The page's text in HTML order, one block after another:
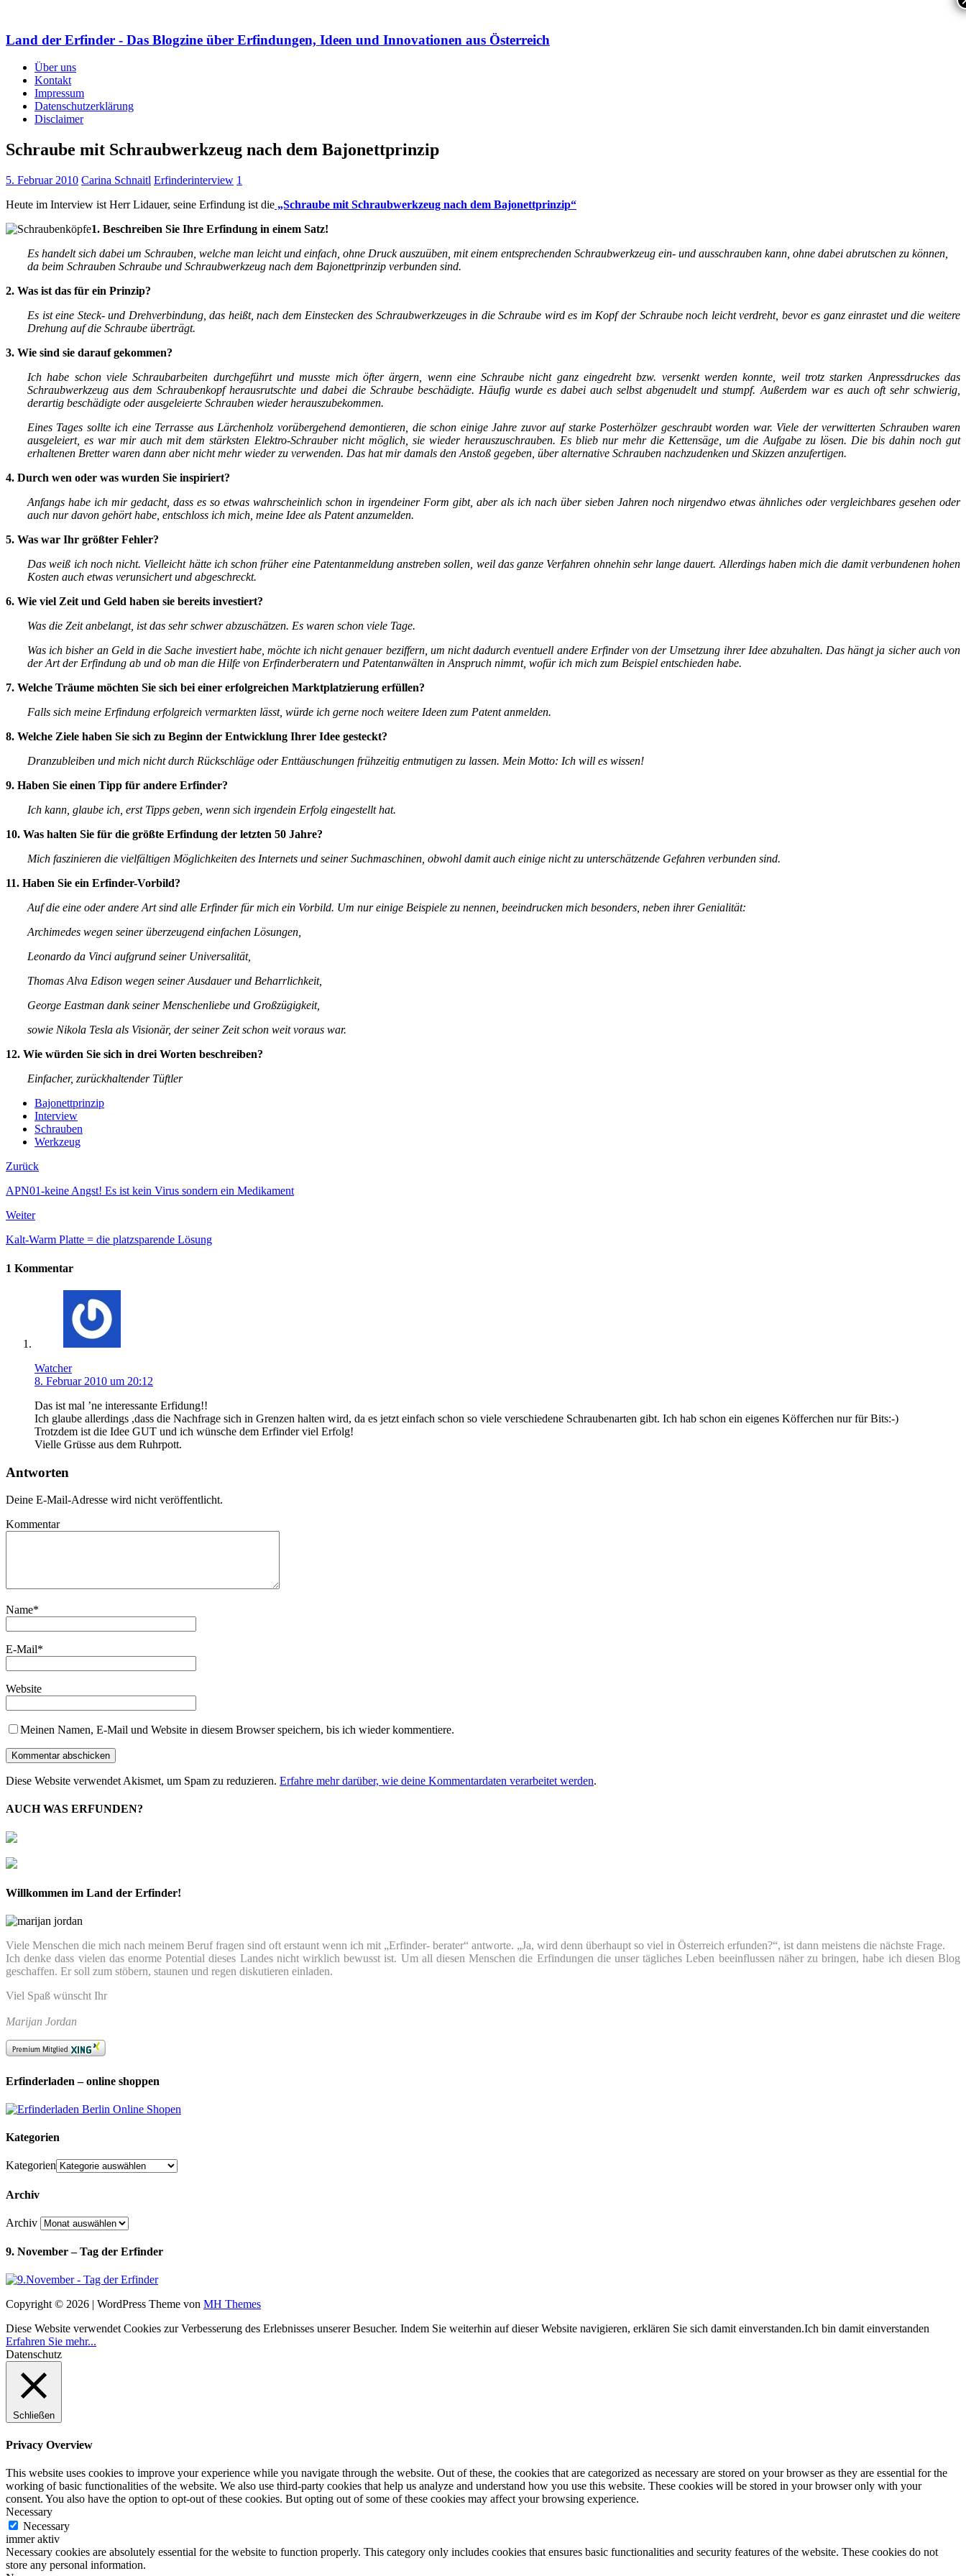
Land der Erfinder - Das Blogzine über Erfindungen, Ideen und Innovationen aus Österreich
Über uns
Kontakt
Impressum
Datenschutzerklärung
Disclaimer
Schraube mit Schraubwerkzeug nach dem Bajonettprinzip
5. Februar 2010 Carina Schnaitl Erfinderinterview 1
Heute im Interview ist Herr Lidauer, seine Erfindung ist die „Schraube mit Schraubwerkzeug nach dem Bajonettprinzip“
1. Beschreiben Sie Ihre Erfindung in einem Satz!
Es handelt sich dabei um Schrauben, welche man leicht und einfach, ohne Druck auszuüben, mit einem entsprechenden Schraubwerkzeug ein- und ausschrauben kann, ohne dabei abrutschen zu können,
da beim Schrauben Schraube und Schraubwerkzeug nach dem Bajonettprinzip verbunden sind.
2. Was ist das für ein Prinzip?
Es ist eine Steck- und Drehverbindung, das heißt, nach dem Einstecken des Schraubwerkzeuges in die Schraube wird es im Kopf der Schraube noch leicht verdreht, bevor es ganz einrastet und die weitere
Drehung auf die Schraube überträgt.
3. Wie sind sie darauf gekommen?
Ich habe schon viele Schraubarbeiten durchgeführt und musste mich öfter ärgern, wenn eine Schraube nicht ganz eingedreht bzw. versenkt werden konnte, weil trotz starken Anpressdruckes das
Schraubwerkzeug aus dem Schraubenkopfherausrutschte und dabei die Schraube beschädigte. Häufig wurde es dabei auch selbst abgenudelt und stumpf. Außerdem war es auch oft sehr schwierig,
derartig beschädigte oder ausgeleierte Schrauben wieder herauszubekommen.
Eines Tages sollte ich eine Terrasse aus Lärchenholz vorübergehend demontieren, die schon einige Jahre zuvor auf starke Posterhölzer geschraubt worden war. Viele der verwitterten Schrauben waren
ausgeleiert, es war mir auch mit dem stärksten Elektro-Schrauber nicht möglich, sie wieder herauszuschrauben. Es blieb nur mehr die Kettensäge, um die Aufgabe zu lösen. Die bis dahin noch gut
erhaltenen Bretter waren dann aber nicht mehr wieder zu verwenden. Das hat mir damals den Anstoß gegeben, über alternative Schrauben nachzudenken und Skizzen anzufertigen.
4. Durch wen oder was wurden Sie inspiriert?
Anfangs habe ich mir gedacht, dass es so etwas wahrscheinlich schon in irgendeiner Form gibt, aber als ich nach über sieben Jahren noch nirgendwo etwas ähnliches oder vergleichbares gesehen oder
auch nur davon gehört habe, entschloss ich mich, meine Idee als Patent anzumelden.
5. Was war Ihr größter Fehler?
Das weiß ich noch nicht. Vielleicht hätte ich schon früher eine Patentanmeldung anstreben sollen, weil das ganze Verfahren ohnehin sehr lange dauert. Allerdings haben mich die damit verbundenen hohen
Kosten auch etwas verunsichert und abgeschreckt.
6. Wie viel Zeit und Geld haben sie bereits investiert?
Was die Zeit anbelangt, ist das sehr schwer abzuschätzen. Es waren schon viele Tage.
Was ich bisher an Geld in die Sache investiert habe, möchte ich nicht genauer beziffern, um nicht dadurch eventuell andere Erfinder von der Umsetzung ihrer Idee abzuhalten. Das hängt ja sicher auch von
der Art der Erfindung ab und ob man die Hilfe von Erfinderberatern und Patentanwälten in Anspruch nimmt, wofür ich mich zum Beispiel entschieden habe.
7. Welche Träume möchten Sie sich bei einer erfolgreichen Marktplatzierung erfüllen?
Falls sich meine Erfindung erfolgreich vermarkten lässt, würde ich gerne noch weitere Ideen zum Patent anmelden.
8. Welche Ziele haben Sie sich zu Beginn der Entwicklung Ihrer Idee gesteckt?
Dranzubleiben und mich nicht durch Rückschläge oder Enttäuschungen frühzeitig entmutigen zu lassen. Mein Motto: Ich will es wissen!
9. Haben Sie einen Tipp für andere Erfinder?
Ich kann, glaube ich, erst Tipps geben, wenn sich irgendein Erfolg eingestellt hat.
10. Was halten Sie für die größte Erfindung der letzten 50 Jahre?
Mich faszinieren die vielfältigen Möglichkeiten des Internets und seiner Suchmaschinen, obwohl damit auch einige nicht zu unterschätzende Gefahren verbunden sind.
11. Haben Sie ein Erfinder-Vorbild?
Auf die eine oder andere Art sind alle Erfinder für mich ein Vorbild. Um nur einige Beispiele zu nennen, beeindrucken mich besonders, neben ihrer Genialität:
Archimedes wegen seiner überzeugend einfachen Lösungen,
Leonardo da Vinci aufgrund seiner Universalität,
Thomas Alva Edison wegen seiner Ausdauer und Beharrlichkeit,
George Eastman dank seiner Menschenliebe und Großzügigkeit,
sowie Nikola Tesla als Visionär, der seiner Zeit schon weit voraus war.
12. Wie würden Sie sich in drei Worten beschreiben?
Einfacher, zurückhaltender Tüftler
Bajonettprinzip
Interview
Schrauben
Werkzeug
Zurück
APN01-keine Angst! Es ist kein Virus sondern ein Medikament
Weiter
Kalt-Warm Platte = die platzsparende Lösung
1 Kommentar
Watcher
8. Februar 2010 um 20:12
Das ist mal ’ne interessante Erfidung!!
Ich glaube allerdings ,dass die Nachfrage sich in Grenzen halten wird, da es jetzt einfach schon so viele verschiedene Schraubenarten gibt. Ich hab schon ein eigenes Köfferchen nur für Bits:-)
Trotzdem ist die Idee GUT und ich wünsche dem Erfinder viel Erfolg!
Vielle Grüsse aus dem Ruhrpott.
Antworten
Deine E-Mail-Adresse wird nicht veröffentlicht.
Kommentar
Name*
E-Mail*
Website
Meinen Namen, E-Mail und Website in diesem Browser speichern, bis ich wieder kommentiere.
Diese Website verwendet Akismet, um Spam zu reduzieren. Erfahre mehr darüber, wie deine Kommentardaten verarbeitet werden.
AUCH WAS ERFUNDEN?
Willkommen im Land der Erfinder!
Viele Menschen die mich nach meinem Beruf fragen sind oft erstaunt wenn ich mit „Erfinder- berater“ antworte. „Ja, wird denn überhaupt so viel in Österreich erfunden?“, ist dann meistens die nächste Frage.
Ich denke dass vielen das enorme Potential dieses Landes nicht wirklich bewusst ist. Um all diesen Menschen die Erfindungen die unser tägliches Leben beeinflussen näher zu bringen, habe ich diesen Blog
geschaffen. Er soll zum stöbern, staunen und regen diskutieren einladen.
Viel Spaß wünscht Ihr
Marijan Jordan
Erfinderladen – online shoppen
Kategorien
Kategorien
Archiv
Archiv
9. November – Tag der Erfinder
Copyright © 2026 | WordPress Theme von MH Themes
Diese Website verwendet Cookies zur Verbesserung des Erlebnisses unserer Besucher. Indem Sie weiterhin auf dieser Website navigieren, erklären Sie sich damit einverstanden.Ich bin damit einverstanden
Erfahren Sie mehr...
Datenschutz
Schließen
Privacy Overview
This website uses cookies to improve your experience while you navigate through the website. Out of these, the cookies that are categorized as necessary are stored on your browser as they are essential for the
working of basic functionalities of the website. We also use third-party cookies that help us analyze and understand how you use this website. These cookies will be stored in your browser only with your
consent. You also have the option to opt-out of these cookies. But opting out of some of these cookies may affect your browsing experience.
Necessary
Necessary
immer aktiv
Necessary cookies are absolutely essential for the website to function properly. This category only includes cookies that ensures basic functionalities and security features of the website. These cookies do not
store any personal information.